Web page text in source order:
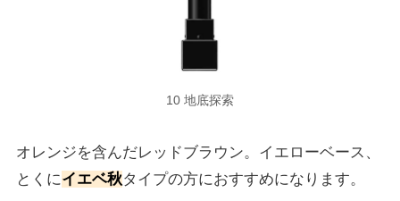
10 地底探索
オレンジを含んだレッドブラウン。イエローベース、
とくにイエベ秋タイプの方におすすめになります。